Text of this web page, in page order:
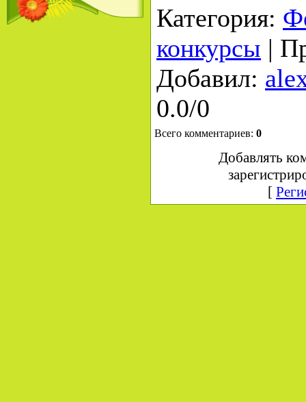
Категория:
конкурсы |
Добавил:
0.0/0
Всего комментариев: 0
Добавлять
[